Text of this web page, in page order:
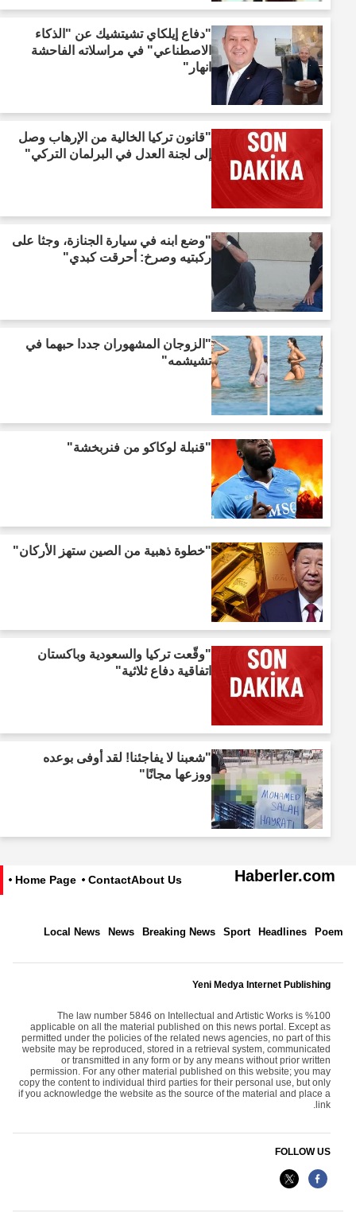
"دفاع إيلكاي تشيتشيك عن "الذكاء
الاصطناعي" في مراسلاته الفاحشة
انهار"
"قانون تركيا الخالية من الإرهاب وصل
إلى لجنة العدل في البرلمان التركي"
"وضع ابنه في سيارة الجنازة، وجثا على
ركبتيه وصرخ: أحرقت كبدي"
"الزوجان المشهوران جددا حبهما في
تشيشمه"
"قنبلة لوكاكو من فنربخشة"
"خطوة ذهبية من الصين ستهز الأركان"
"وقّعت تركيا والسعودية وباكستان
اتفاقية دفاع ثلاثية"
"شعبنا لا يفاجئنا! لقد أوفى بوعده
ووزعها مجانًا"
Haberler.com
About Us
Contact
Home Page
Poem
Headlines
Sport
Breaking News
News
Local News
Yeni Medya Internet Publishing
The law number 5846 on Intellectual and Artistic Works is %100
applicable on all the material published on this news portal. Except as
permitted under the policies of the related news agencies, no part of this
website may be reproduced, stored in a retrieval system, communicated
or transmitted in any form or by any means without prior written
permission. For any other material published on this website; you may
copy the content to individual third parties for their personal use, but only
if you acknowledge the website as the source of the material and place a
link.
FOLLOW US